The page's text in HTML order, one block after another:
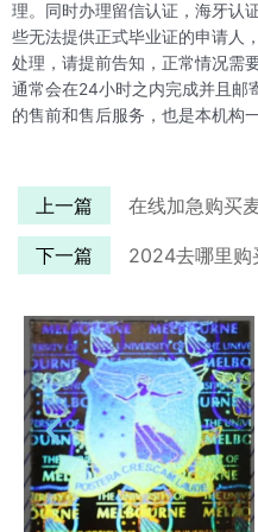
理。同时办理留信认证，海牙认
些无法提供正式毕业证的申请人
处理，请提前告知，正常情况需
通常会在24小时之内完成并且邮
的售前和售后服务，也是本机构
上一篇 在线加急购买
下一篇 2024去哪里购